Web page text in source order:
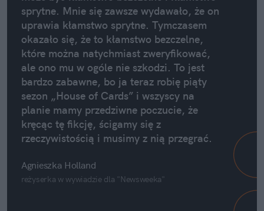
Agnieszka Holland
reżyserka w wywiadzie dla "Newsweeka"
sprytne. Mnie się zawsze wydawało, że on
uprawia kłamstwo sprytne. Tymczasem
okazało się, że to kłamstwo bezczelne,
które można natychmiast zweryfikować,
ale ono mu w ogóle nie szkodzi. To jest
bardzo zabawne, bo ja teraz robię piąty
sezon „House of Cards” i wszyscy na
planie mamy przedziwne poczucie, że
kręcąc tę fikcję, ścigamy się z
rzeczywistością i musimy z nią przegrać.